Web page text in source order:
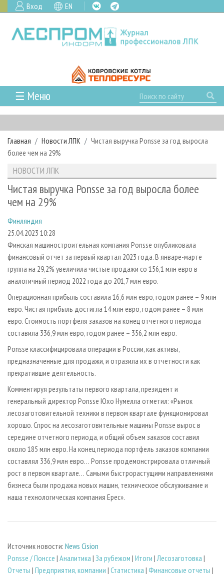
Вход EN
☰ Меню
ГЛАВНАЯ
РУБРИКИ И ТЕМЫ
РУБРИКИ ЖУРНАЛА
ЛЕСОЗАГОТОВКА
ЛЕСОПИЛЕНИЕ
СУШКА ДРЕВЕСИНЫ
ПРОИЗВОДСТВО ДРЕВЕСНЫХ ПЛИТ
ДЕРЕВЯННОЕ ДОМОСТРОЕНИЕ
ПРОИЗВОДСТВО МЕБЕЛИ
БИОЭНЕРГЕТИКА
ЦБП
ИНСТРУМЕНТ И МАТЕРИАЛЫ
НОВОСТИ
НОВОСТИ ЛПК
НОВОСТИ ЖУРНАЛА
ПРОЕКТЫ ЛПИ
АНАЛИТИКА
ПРЕДПРИЯТИЯ ЛПК
ПЕРСОНЫ
МОБИЛЬНЫЕ ВЫСТАВКИ
ОФИЦИАЛЬНЫЕ ДЕЛЕГАЦИИ
ПРИОРИТЕТНЫЕ ИНВЕСТПРОЕКТЫ
RUSSIAN FORESTRY REVIEW
ГАЗЕТА ЛЕСПРОМФОРУМ
БИБЛИОТЕКА СПЕЦИАЛИСТА
АРХИВ ЖУРНАЛОВ
О ЖУРНАЛЕ
КОНТАКТЫ
РЕКЛАМОДАТЕЛЯМ
РЕКЛАМА
РЕКЛАМА НА САЙТЕ
Главная Новости ЛПК
Чистая выручка Ponsse за год выросла
более чем на 29%
НОВОСТИ ЛПК
Чистая выручка Ponsse за год выросла более
чем на 29%
Финляндия
25.04.2023 10:28
Финская машиностроительная компания Ponsse опубликовала
финансовый отчет за первый квартал 2023 года. В январе-марте
группа на 29,2% увеличила чистые продажи со 156,1 млн евро в
аналогичный период 2022 года до 201,7 млн евро.
Операционная прибыль составила 16,6 млн евро, годом ранее – 9 млн
евро. Чистая прибыль достигла 14 млн евро, годом ранее – 8 млн
евро. Стоимость портфеля заказов на конец отчетного периода
составила 336,9 млн евро, годом ранее – 356,2 млн евро.
Ponsse классифицировала операции в России, как активы,
предназначенные для продажи, и отразила их в отчетности как
прекратившие деятельность.
Комментируя результаты первого квартала, президент и
генеральный директор Ponsse Юхо Нумелла отметил: «Рынок
лесозаготовительной техники в первом квартале функционировал
хорошо. Спрос на лесозаготовительные машины Ponsse вырос в
середине отчетного периода, и общий объем заказов составил
около 185 млн евро. На конец периода портфель заказов компании
составлял 336,9 млн евро… Ponsse продемонстрировала отличный
рост в первом квартале… Самыми быстрорастущими направлениями
бизнеса были продажа новых машин, техническое обслуживание и
наша технологическая компания Epec».
Источник новости: News Cision
Ponsse / Понссе | Аналитика | За рубежом | Итоги |Лесозаготовка |
Отчеты | Предприятия, компании | Статистика | Финансовые отчеты |